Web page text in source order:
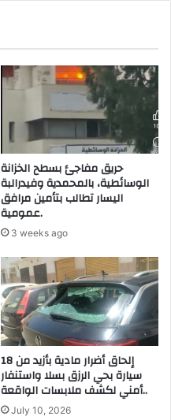
حريق مفاجئ بسطح الخزانة
الوسائطية، بالمحمدية وفيدرالبة
اليسار تطالب بتأمين مرافق
عمومية.
3 weeks ago
إلحاق أضرار مادية بأزيد من 18
سيارة بحي الرزق بسلا واستنفار
أمني لكشف ملابسات الواقعة..
July 10, 2026